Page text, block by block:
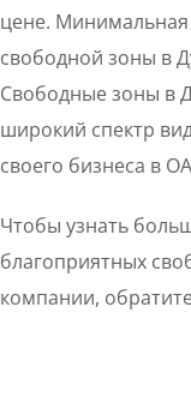
цене.
свободной зоны в
Свободные зоны в
широкий спектр
своего бизнеса в
Чтобы узнать
благоприятных
компании,